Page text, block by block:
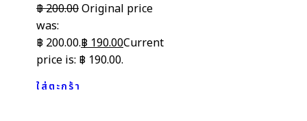
฿200.00Original price
was:
฿ 200.00.฿190.00Current
price is: ฿ 190.00.
ใส่ตะกร้า